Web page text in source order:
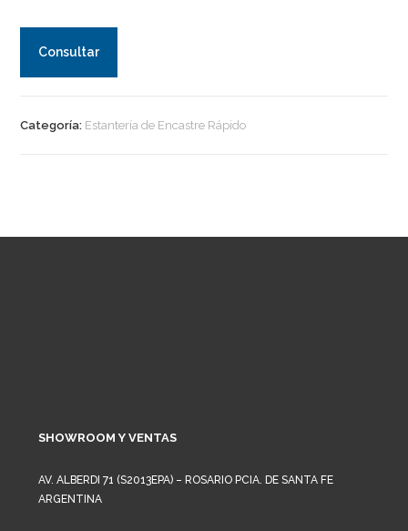
Consultar
Categoría: Estantería de Encastre Rápido
SHOWROOM Y VENTAS
AV. ALBERDI 71 (S2013EPA) – ROSARIO PCIA. DE SANTA FE
ARGENTINA